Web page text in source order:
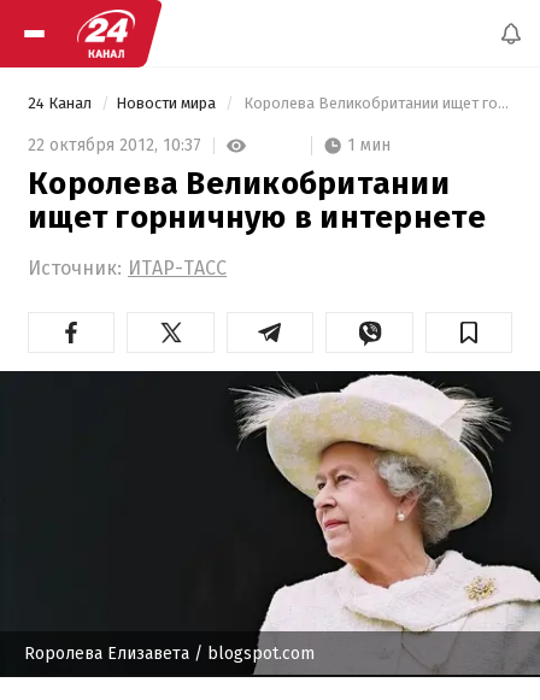
24 Канал Новости мира Королева Великобритании ищет горничную в интернете
22 октября 2012, 10:37 1 мин
Королева Великобритании
ищет горничную в интернете
Источник: ИТАР-ТАСС
Rоролева Елизавета / blogspot.com